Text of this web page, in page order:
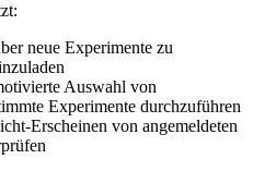
neue Experimente zu
Auswahl von
Experimente durchzuführen
Erscheinen von angemeldeten